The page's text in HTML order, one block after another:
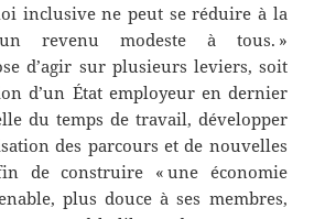
inclusive ne peut se réduire à la
revenu modeste à tous. »
d’agir sur plusieurs leviers, soit
d’un État employeur en dernier
du temps de travail, développer
des parcours et de nouvelles
de construire « une économie
plus douce à ses membres,